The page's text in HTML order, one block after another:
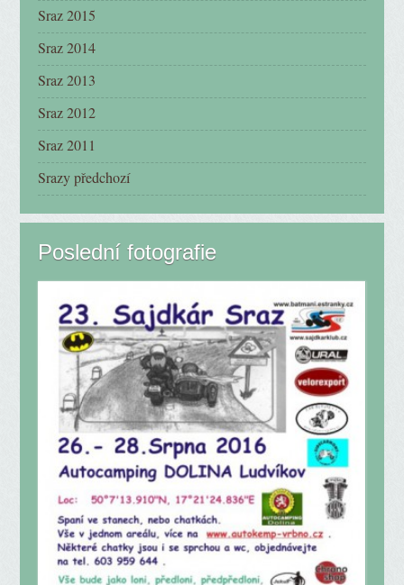
Sraz 2015
Sraz 2014
Sraz 2013
Sraz 2012
Sraz 2011
Srazy předchozí
Poslední fotografie